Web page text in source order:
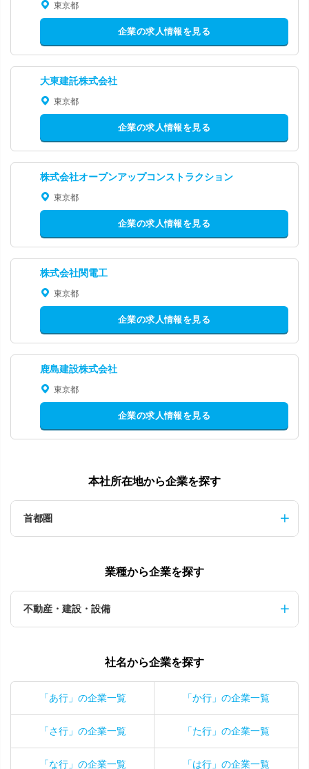
東京都
企業の求人情報を見る
大東建託株式会社
東京都
企業の求人情報を見る
株式会社オープンアップコンストラクション
東京都
企業の求人情報を見る
株式会社関電工
東京都
企業の求人情報を見る
鹿島建設株式会社
東京都
企業の求人情報を見る
本社所在地から企業を探す
首都圏
業種から企業を探す
不動産・建設・設備
社名から企業を探す
「あ行」の企業一覧 「か行」の企業一覧
「さ行」の企業一覧 「た行」の企業一覧
「な行」の企業一覧 「は行」の企業一覧